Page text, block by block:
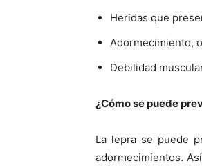
Heridas que
Adormecimiento,
Debilidad
¿Cómo se puede
La lepra se puede
adormecimientos.